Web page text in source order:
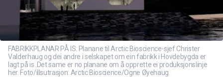
FABRIKKPLANAR PÅ IS: Planane til Arctic Bioscience-sjef Christer
Valderhaug og dei andre i selskapet om ein fabrikk i Hovdebygda er
lagt på is. Det same er no planane om å opprette ei produksjonslinje
her. Foto/illsutrasjon: Arctic Bioscience/Ogne Øyehaug